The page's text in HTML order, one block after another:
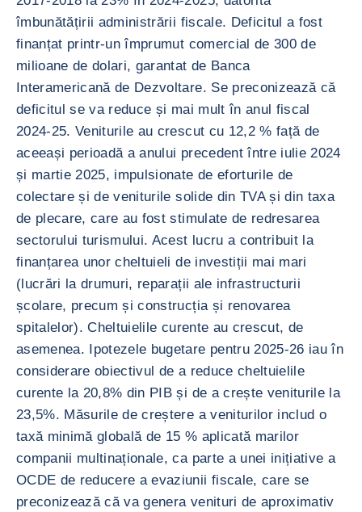
îmbunătățirii administrării fiscale. Deficitul a fost
finanțat printr-un împrumut comercial de 300 de
milioane de dolari, garantat de Banca
Interamericană de Dezvoltare. Se preconizează că
deficitul se va reduce și mai mult în anul fiscal
2024-25. Veniturile au crescut cu 12,2 % față de
aceeași perioadă a anului precedent între iulie 2024
și martie 2025, impulsionate de eforturile de
colectare și de veniturile solide din TVA și din taxa
de plecare, care au fost stimulate de redresarea
sectorului turismului. Acest lucru a contribuit la
finanțarea unor cheltuieli de investiții mai mari
(lucrări la drumuri, reparații ale infrastructurii
școlare, precum și construcția și renovarea
spitalelor). Cheltuielile curente au crescut, de
asemenea. Ipotezele bugetare pentru 2025-26 iau în
considerare obiectivul de a reduce cheltuielile
curente la 20,8% din PIB și de a crește veniturile la
23,5%. Măsurile de creștere a veniturilor includ o
taxă minimă globală de 15 % aplicată marilor
companii multinaționale, ca parte a unei inițiative a
OCDE de reducere a evaziunii fiscale, care se
preconizează că va genera venituri de aproximativ